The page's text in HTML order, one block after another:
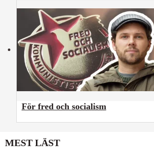
För fred och socialism
MEST LÄST